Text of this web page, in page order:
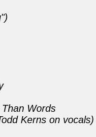
Words
Kerns on vocals)